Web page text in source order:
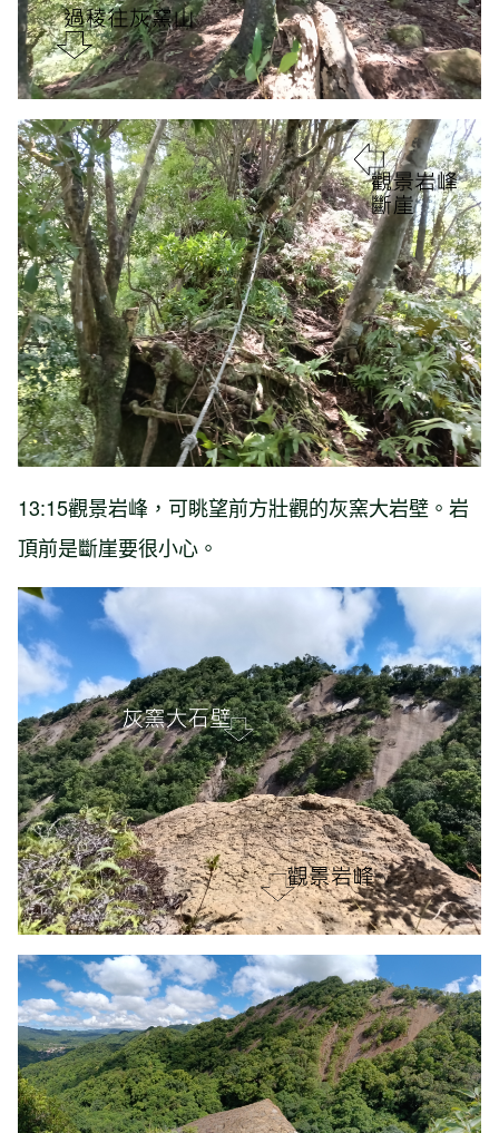
13:15觀景岩峰，可眺望前方壯觀的灰窯大岩壁。岩
頂前是斷崖要很小心。